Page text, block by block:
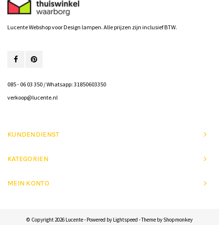
Lucente Webshop voor Design lampen. Alle prijzen zijn inclusief BTW.
085 - 06 03 350 / Whatsapp: 31850603350
verkoop@lucente.nl
KUNDENDIENST
KATEGORIEN
MEIN KONTO
© Copyright 2026 Lucente - Powered by Lightspeed - Theme by Shopmonkey